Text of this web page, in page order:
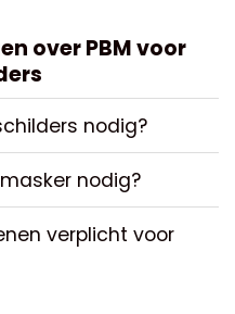
over PBM voor
nodig?
nodig?
verplicht voor